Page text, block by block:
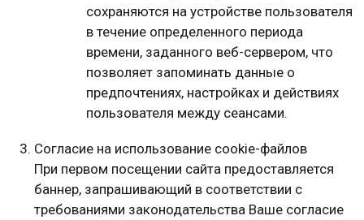
сохраняются на устройстве пользователя
в течение определенного периода
времени, заданного веб-сервером, что
позволяет запоминать данные о
предпочтениях, настройках и действиях
пользователя между сеансами.
Согласие на использование cookie-файлов
При первом посещении сайта предоставляется
баннер, запрашивающий в соответствии с
требованиями законодательства Ваше согласие